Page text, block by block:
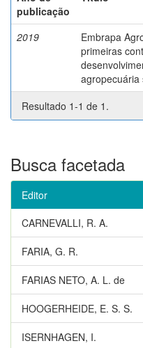
publicação
2019
Embrapa
primeiras
agropecuária
Resultado 1-1 de 1.
Busca facetada
Editor
CARNEVALLI, R. A.
FARIA, G. R.
FARIAS NETO, A. L. de
HOOGERHEIDE, E. S. S.
ISERNHAGEN, I.